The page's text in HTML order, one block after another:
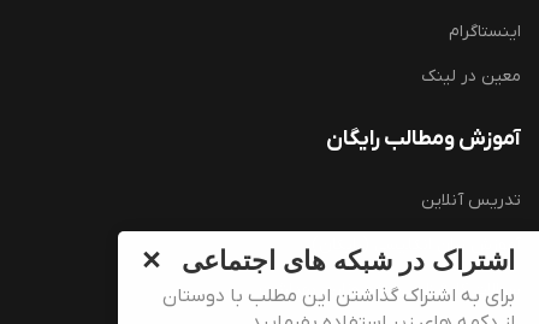
اینستاگرام
معین در لینک
آموزش ومطالب رایگان
تدریس آنلاین
آموزش زبان انگلیسی (رایگان)
سوالات کارشناسی ارشد وزارت بهداشت
اشتراک در شبکه های اجتماعی
برای به اشتراک گذاشتن این مطلب با دوستان